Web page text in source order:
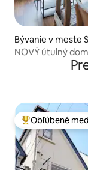
Bývanie v meste
NOVÝ útulný
Najobľúbenejšie
Obľúbené